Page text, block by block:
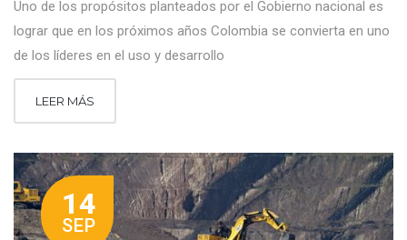
Uno de los propósitos planteados por el Gobierno nacional es
lograr que en los próximos años Colombia se convierta en uno
de los líderes en el uso y desarrollo
LEER MÁS
14
SEP